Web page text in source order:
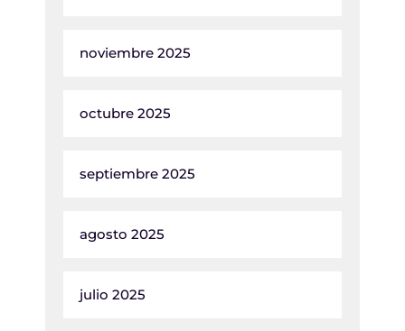
noviembre 2025
octubre 2025
septiembre 2025
agosto 2025
julio 2025